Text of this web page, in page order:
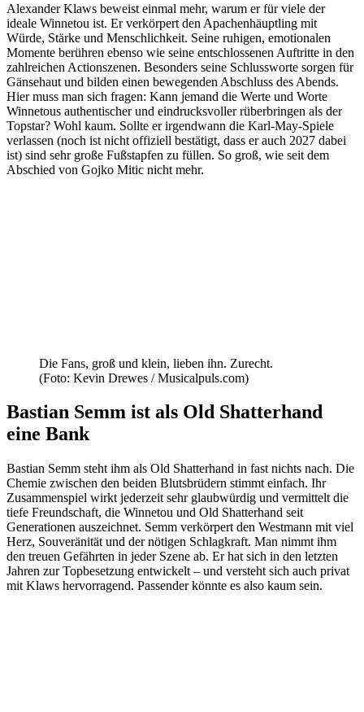
Alexander Klaws beweist einmal mehr, warum er für viele der
ideale Winnetou ist. Er verkörpert den Apachenhäuptling mit
Würde, Stärke und Menschlichkeit. Seine ruhigen, emotionalen
Momente berühren ebenso wie seine entschlossenen Auftritte in den
zahlreichen Actionszenen. Besonders seine Schlussworte sorgen für
Gänsehaut und bilden einen bewegenden Abschluss des Abends.
Hier muss man sich fragen: Kann jemand die Werte und Worte
Winnetous authentischer und eindrucksvoller rüberbringen als der
Topstar? Wohl kaum. Sollte er irgendwann die Karl-May-Spiele
verlassen (noch ist nicht offiziell bestätigt, dass er auch 2027 dabei
ist) sind sehr große Fußstapfen zu füllen. So groß, wie seit dem
Abschied von Gojko Mitic nicht mehr.
Die Fans, groß und klein, lieben ihn. Zurecht.
(Foto: Kevin Drewes / Musicalpuls.com)
Bastian Semm ist als Old Shatterhand
eine Bank
Bastian Semm steht ihm als Old Shatterhand in fast nichts nach. Die
Chemie zwischen den beiden Blutsbrüdern stimmt einfach. Ihr
Zusammenspiel wirkt jederzeit sehr glaubwürdig und vermittelt die
tiefe Freundschaft, die Winnetou und Old Shatterhand seit
Generationen auszeichnet. Semm verkörpert den Westmann mit viel
Herz, Souveränität und der nötigen Schlagkraft. Man nimmt ihm
den treuen Gefährten in jeder Szene ab. Er hat sich in den letzten
Jahren zur Topbesetzung entwickelt – und versteht sich auch privat
mit Klaws hervorragend. Passender könnte es also kaum sein.